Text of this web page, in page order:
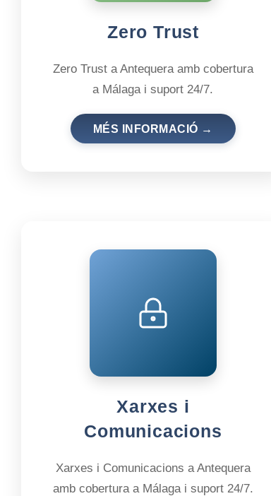
Zero Trust
Zero Trust a Antequera amb cobertura
a Málaga i suport 24/7.
MÉS INFORMACIÓ →
Xarxes i
Comunicacions
Xarxes i Comunicacions a Antequera
amb cobertura a Málaga i suport 24/7.